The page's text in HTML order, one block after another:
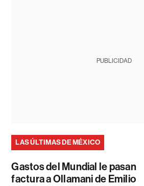
PUBLICIDAD
LAS ÚLTIMAS DE MÉXICO
Gastos del Mundial le pasan
factura a Ollamani de Emilio